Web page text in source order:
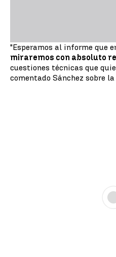
"Esperamos al informe que
miraremos con absoluto
cuestiones técnicas que
comentado Sánchez sobre